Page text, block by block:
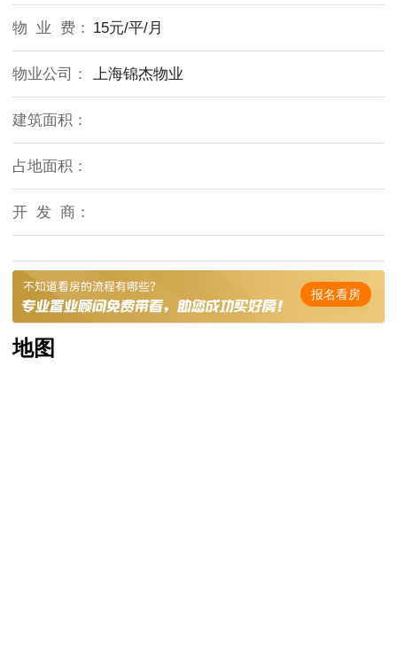
物 业 费： 15元/平/月
物业公司： 上海锦杰物业
建筑面积：
占地面积：
开 发 商：
报名看房
地图